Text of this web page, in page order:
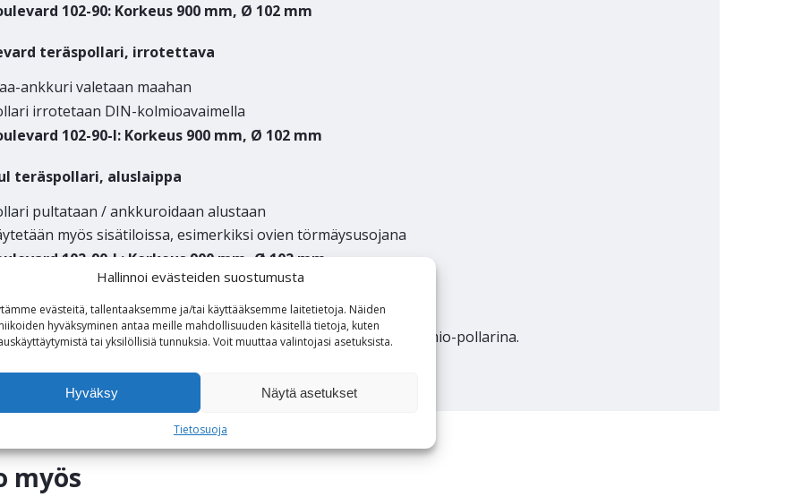
Hallinnoi evästeiden suostumusta
evästeitä, tallentaaksemme ja/tai käyttääksemme laitetietoja. Näiden
hyväksyminen antaa meille mahdollisuuden käsitellä tietoja, kuten
tai yksilöllisiä tunnuksia. Voit muuttaa valintojasi asetuksista.
Hyväksy Näytä asetukset
Tietosuoja
102-90: Korkeus 900 mm, Ø 102 mm
teräspollari, irrotettava
ankkuri valetaan maahan
irrotetaan DIN-kolmioavaimella
102-90-I: Korkeus 900 mm, Ø 102 mm
teräspollari, aluslaippa
pultataan / ankkuroidaan alustaan
myös sisätiloissa, esimerkiksi ovien törmäysusojana
102-90-L: Korkeus 900 mm, Ø 102 mm
toteutettavia
eri kokoja, värejä ja kiinnitysvaihtoehtoja, esimerkiksi huomio-pollarina.
myös